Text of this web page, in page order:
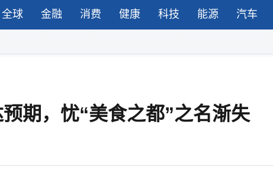
全球 金融 消费 健康 科技 能源 汽车
期，忧“美食之都”之名渐失